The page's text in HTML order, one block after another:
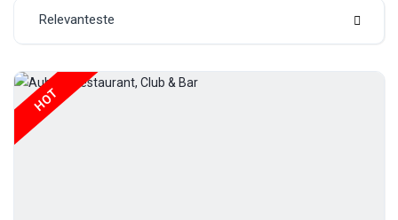
Relevanteste
HOT